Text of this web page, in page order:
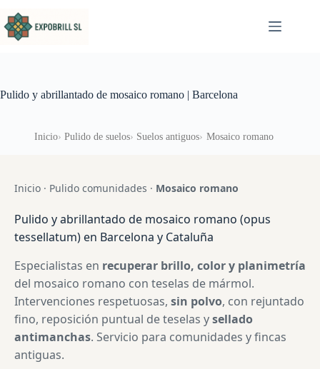
Pulido y abrillantado de mosaico romano | Barcelona
Inicio Pulido de suelos Suelos antiguos Mosaico romano
Inicio · Pulido comunidades · Mosaico romano
Pulido y abrillantado de mosaico romano (opus
tessellatum) en Barcelona y Cataluña
Especialistas en recuperar brillo, color y planimetría
del mosaico romano con teselas de mármol.
Intervenciones respetuosas, sin polvo, con rejuntado
fino, reposición puntual de teselas ysellado
antimanchas. Servicio para comunidades y fincas
antiguas.